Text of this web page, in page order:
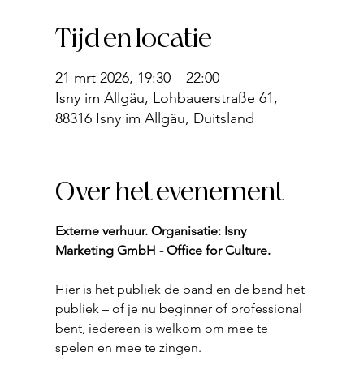
Tijd en locatie
21 mrt 2026, 19:30 – 22:00
Isny im Allgäu, Lohbauerstraße 61,
88316 Isny im Allgäu, Duitsland
Over het evenement
Externe verhuur. Organisatie: Isny
Marketing GmbH - Office for Culture.
Hier is het publiek de band en de band het
publiek – of je nu beginner of professional
bent, iedereen is welkom om mee te
spelen en mee te zingen.